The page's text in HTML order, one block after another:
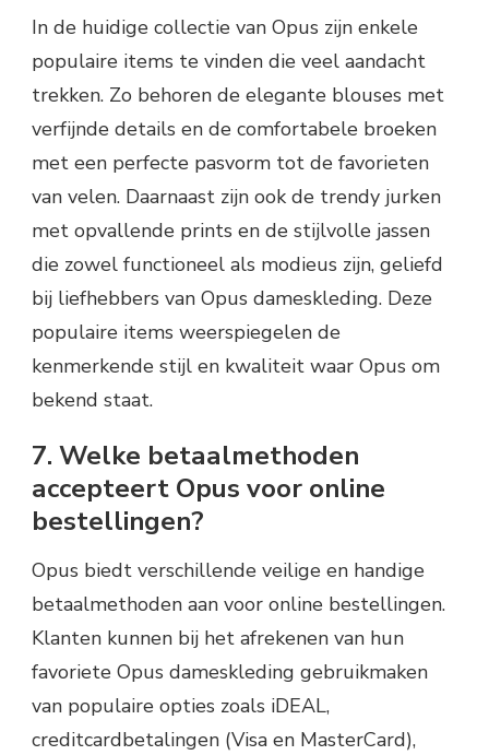
In de huidige collectie van Opus zijn enkele
populaire items te vinden die veel aandacht
trekken. Zo behoren de elegante blouses met
verfijnde details en de comfortabele broeken
met een perfecte pasvorm tot de favorieten
van velen. Daarnaast zijn ook de trendy jurken
met opvallende prints en de stijlvolle jassen
die zowel functioneel als modieus zijn, geliefd
bij liefhebbers van Opus dameskleding. Deze
populaire items weerspiegelen de
kenmerkende stijl en kwaliteit waar Opus om
bekend staat.
7. Welke betaalmethoden
accepteert Opus voor online
bestellingen?
Opus biedt verschillende veilige en handige
betaalmethoden aan voor online bestellingen.
Klanten kunnen bij het afrekenen van hun
favoriete Opus dameskleding gebruikmaken
van populaire opties zoals iDEAL,
creditcardbetalingen (Visa en MasterCard),